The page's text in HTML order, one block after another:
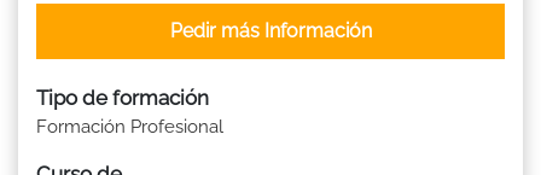
Tipo de formación
Formación Profesional
Pedir más Información